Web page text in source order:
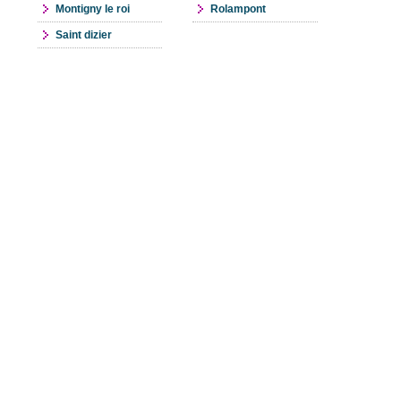
Montigny le roi Rolampont
Saint dizier